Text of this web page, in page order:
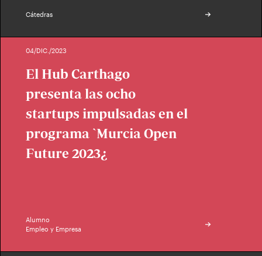
Cátedras
04/DIC./2023
El Hub Carthago
presenta las ocho
startups impulsadas en el
programa `Murcia Open
Future 2023¿
Alumno
Empleo y Empresa